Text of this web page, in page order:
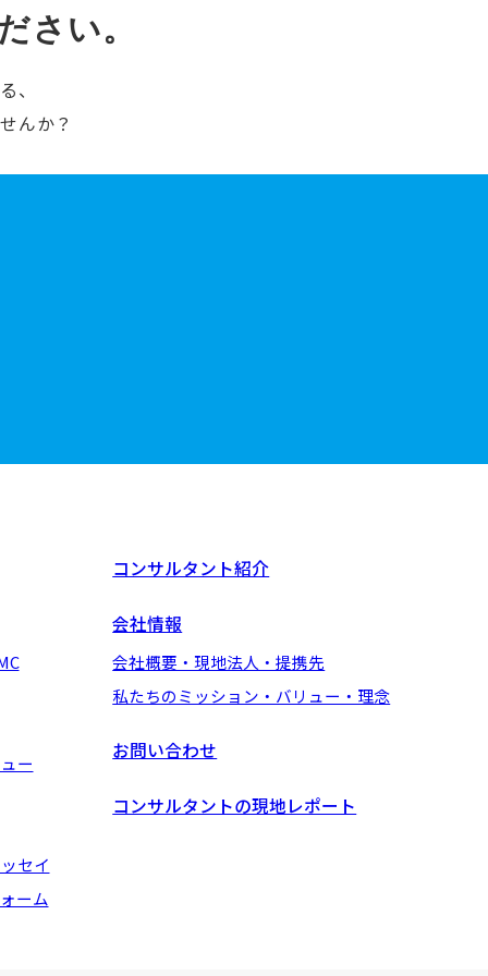
さい。
、
んか？
ー
セイ
ーム
コンサルタント紹介
会社情報
会社概要・現地法人・提携先
私たちのミッション・バリュー・理念
お問い合わせ
コンサルタントの現地レポート